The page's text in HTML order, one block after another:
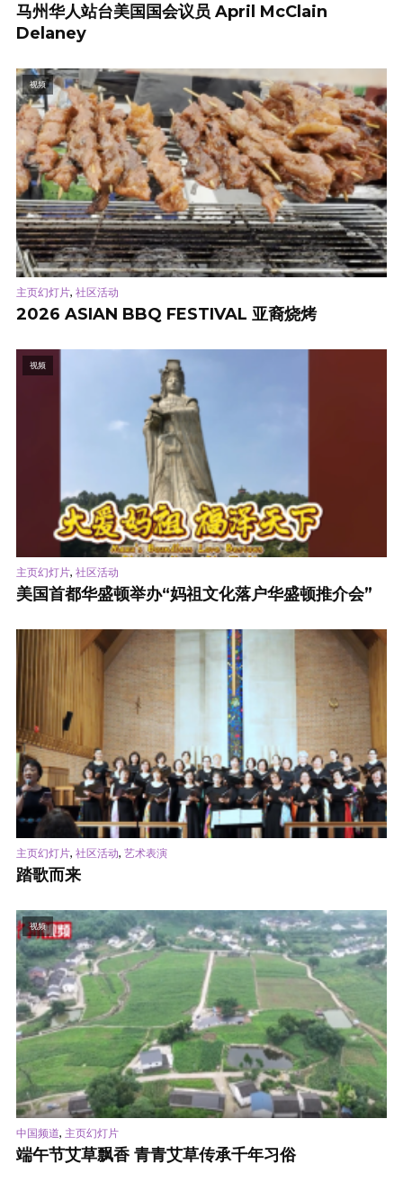
马州华人站台美国国会议员 April McClain
Delaney
视频
主页幻灯片, 社区活动
2026 ASIAN BBQ FESTIVAL 亚裔烧烤
视频
主页幻灯片, 社区活动
美国首都华盛顿举办“妈祖文化落户华盛顿推介会”
主页幻灯片, 社区活动, 艺术表演
踏歌而来
视频
中国频道, 主页幻灯片
端午节艾草飘香 青青艾草传承千年习俗